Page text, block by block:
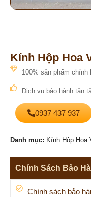
Kính Hộp Hoa
100% sản phẩm chính
Dịch vụ bảo hành tận
0937 437 937
Danh mục: Kính Hộp Hoa
Chính Sách Bảo
Chính sách bảo